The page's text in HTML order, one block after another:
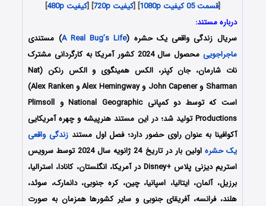
[قسمت 05 کیفیت 1080p ] [کیفیت 720p ] [کیفیت 480p
]
درباره مستند:
سریال زندگی واقعی یک حشره (A Real Bug’s Life) مستندی
ماجراجویی
محصول سال 2024 کشور آمریکا به کارگردانی مشترک
نات شارمان، جان کپنر، الکس همینگوی و الکس رنکن (Nat
Sharman و John Capener و Alex Hemingway و Alex Ranken)
است که توسط دو کمپانی‌ National Geographic و Plimsoll
Productions تولید شد؛ در این مستند هنرپیشه و چهره آمریکایی
آکوافینا به عنوان راوی حضور دارد؛ فصل اول مستند زندگی واقعی
یک حشره
اولین بار در تاریخ 24 ژانویه سال 2024 توسط سرویس
استریم دیزنی پلاس +Disney در آمریکا، انگلستان، کانادا، استرالیا،
برزیل، آلمان، ایتالیا، اسپانیا، چین، کره جنوبی، دانمارک، سوئد،
هلند، فرانسه، آفریقای جنوبی و سایر کشورها همزمان به صورت